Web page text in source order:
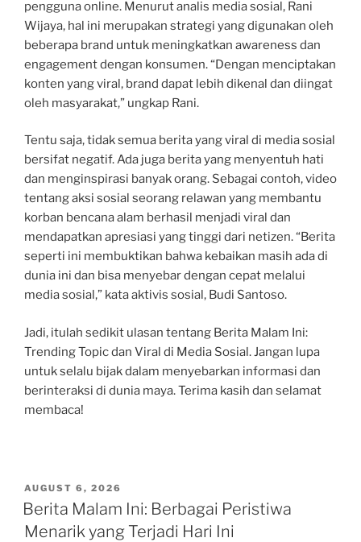
pengguna online. Menurut analis media sosial, Rani
Wijaya, hal ini merupakan strategi yang digunakan oleh
beberapa brand untuk meningkatkan awareness dan
engagement dengan konsumen. “Dengan menciptakan
konten yang viral, brand dapat lebih dikenal dan diingat
oleh masyarakat,” ungkap Rani.
Tentu saja, tidak semua berita yang viral di media sosial
bersifat negatif. Ada juga berita yang menyentuh hati
dan menginspirasi banyak orang. Sebagai contoh, video
tentang aksi sosial seorang relawan yang membantu
korban bencana alam berhasil menjadi viral dan
mendapatkan apresiasi yang tinggi dari netizen. “Berita
seperti ini membuktikan bahwa kebaikan masih ada di
dunia ini dan bisa menyebar dengan cepat melalui
media sosial,” kata aktivis sosial, Budi Santoso.
Jadi, itulah sedikit ulasan tentang Berita Malam Ini:
Trending Topic dan Viral di Media Sosial. Jangan lupa
untuk selalu bijak dalam menyebarkan informasi dan
berinteraksi di dunia maya. Terima kasih dan selamat
membaca!
POSTED
ON
AUGUST 6, 2026
Berita Malam Ini: Berbagai Peristiwa
Menarik yang Terjadi Hari Ini